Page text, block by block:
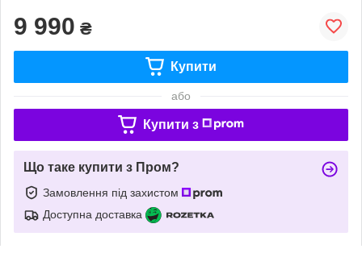
9 990 ₴
Купити
або
Купити з
Що таке купити з Пром?
Замовлення під захистом
Доступна доставка